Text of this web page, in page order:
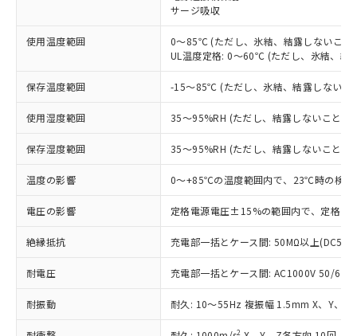
サージ吸収
使用温度範囲
0～85℃ (ただし、氷結、結露しないこと)
UL温度定格: 0～60℃ (ただし、氷結、結
保存温度範囲 -15～85℃ (ただし、氷結、結露しないこ
使用湿度範囲 35～95%RH (ただし、結露しないこと)
保存湿度範囲 35～95%RH (ただし、結露しないこと)
温度の影響 0～+85℃の温度範囲内で、23℃時の検
電圧の影響 定格電源電圧±15%の範囲内で、定格電
絶縁抵抗 充電部一括とケース間: 50MΩ以上
耐電圧 充電部一括とケース間: AC1000V 50/
耐振動 耐久: 10～55Hz 複振幅 1.5mm X、Y、Z
2
ご利用条件
以下の条件をお読みいただき、同意のうえ
ご利用ください。
本サービスは、当社制御機器事業取扱
商品の当社在庫状況および標準価格
(税抜)を提供させていただくもので
当社制御機器事業取扱商品の中には、
本サービスの対象外となる商品もある
ことをご了承ください。
在庫状況および標準価格照会結果は、
記載している更新日時点での社内デー
タに基づき作成されるものであり、閲
覧された時点での実際の在庫および標
非含有に対応した製品が提供可能な商品で
対応予定：EU RoHS指令（10物質）の非含
有に対応した製品に切り替える予定のある
商品です。
対応予定なし：EU RoHS指令（10物質）の
非含有に非対応の商品で、対応品を出す予
調査・確認中：EU RoHS指令（10物質）の
非含有の対応状況を調査中または確認中の
商品です。
非該当品：ライセンス料など無形物で、有
害物質有無と関係のない商品です。
いたものが、含有品と判明した場合などや
むを得ず変更することがあります。
*EU RoHS指令（10物質）：
鉛(Pb) 1000ppm以下、 水銀(Hg) 1000ppm以下、 カド
ミウム(Cd) 100ppm以下、
※1 中国RoHS○×表
「○」：最大均質材料含有率が中国RoHSの
基準値以下であることを示します。
「×」：最大均質材料含有率が中国RoHSの
基準値を超えていることを示します。
為替および外国貿易法に定める商品
（以下｢規制貨物等」という）を輸出
または国外への提供する場合は、日本
国政府の輸出許可(または役務取引許